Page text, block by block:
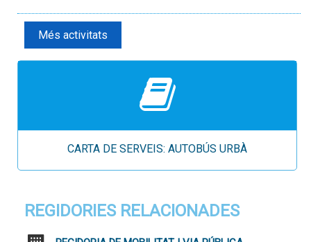
Més activitats
CARTA DE SERVEIS: AUTOBÚS URBÀ
REGIDORIES RELACIONADES